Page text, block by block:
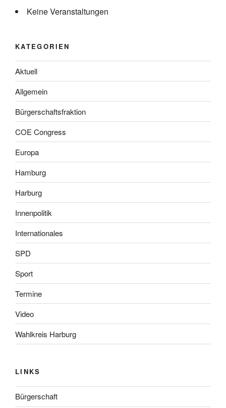
Keine Veranstaltungen
KATEGORIEN
Aktuell
Allgemein
Bürgerschaftsfraktion
COE Congress
Europa
Hamburg
Harburg
Innenpolitik
Internationales
SPD
Sport
Termine
Video
Wahlkreis Harburg
LINKS
Bürgerschaft